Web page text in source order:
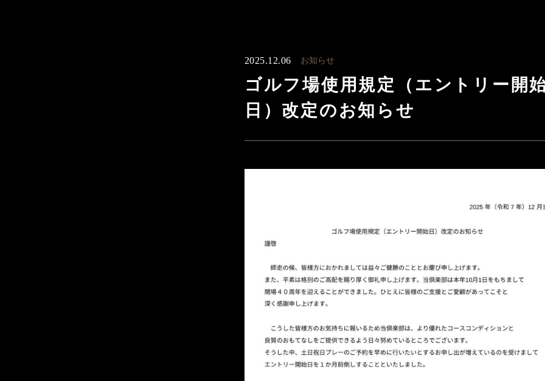
2025.12.06 お知らせ
ゴルフ場使用規定（エントリー開
日）改定のお知らせ